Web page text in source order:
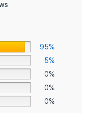
95%
5%
0%
0%
0%